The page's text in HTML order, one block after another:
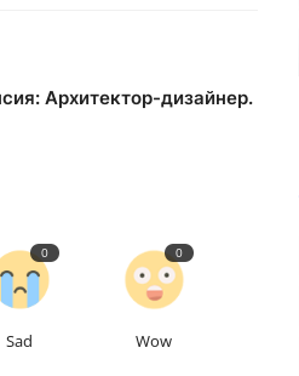
Архитектор-дизайнер.
0
Sad
0
Wow